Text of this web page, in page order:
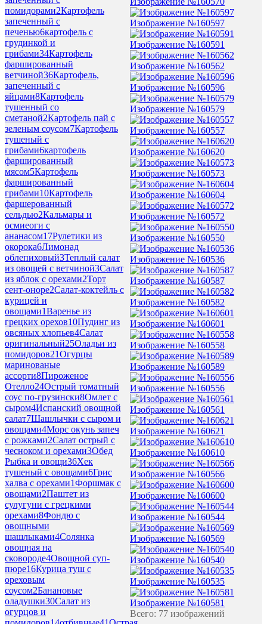
помидорами2Картофель
запеченный с
печенью6картофель с
грудинкой и
грибами34Картофель
фаршированный
ветчиной36Картофель,
запеченный с
яйцами8Картофель
тушенный со
сметаной2Картофель пай с
зеленым соусом7Картофель
тушеный с
грибами6картофель
фаршированный
мясом5Картофель
фаршированный
грибами10Картофель
фаршерованный
сельдью2Кальмары и
осмиеоги с
ананасом17Рулетики из
окорока6Лимонад
облепиховый3Теплый салат
из овощей с ветчиной3Салат
из яблок с орехами2Торт
сент-оноре2Салат-коктейль с
курицей и
овощами1Варенье из
грецких орехов10Пудинг из
овсяных хлопьев4Салат
оригинальный25Оладьи из
помидоров21Огурцы
маринованые
ассорти8Пироженое
Отелло24Острый томатный
соус по-грузински8Омлет с
сыром4Испанский овощной
салат7Шашлычки с сыром и
овощами4Морс окунь запеч
с рожками2Салат острый с
чесноком и орехами3Обед
Рыбка и овощи36Хек
тушеный с овощами6Грис
халва с орехами1Форшмак с
овощами2Паштет из
сулугуни с грецкими
орехами8Фондю с
овощными
шашлыками4Солянка
овощная на
сковороде4Овощной суп-
пюре16Курица туш с
ореховым
соусом2Банановые
оладушки30Салат из
огурцов и
Изображение №160597
Изображение №160591
Изображение №160562
Изображение №160596
Изображение №160579
Изображение №160557
Изображение №160620
Изображение №160573
Изображение №160604
Изображение №160572
Изображение №160550
Изображение №160536
Изображение №160587
Изображение №160582
Изображение №160601
Изображение №160558
Изображение №160589
Изображение №160556
Изображение №160561
Изображение №160621
Изображение №160610
Изображение №160566
Изображение №160600
Изображение №160544
Изображение №160569
Изображение №160540
Изображение №160535
Изображение №160581
Всего: 77 изображений